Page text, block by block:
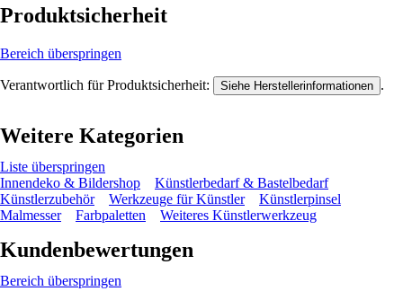
Produktsicherheit
Bereich überspringen
Verantwortlich für Produktsicherheit: Siehe Herstellerinformationen .
Weitere Kategorien
Liste überspringen
Innendeko & Bildershop
Künstlerbedarf & Bastelbedarf
Künstlerzubehör
Werkzeuge für Künstler
Künstlerpinsel
Malmesser
Farbpaletten Weiteres Künstlerwerkzeug
Kundenbewertungen
Bereich überspringen